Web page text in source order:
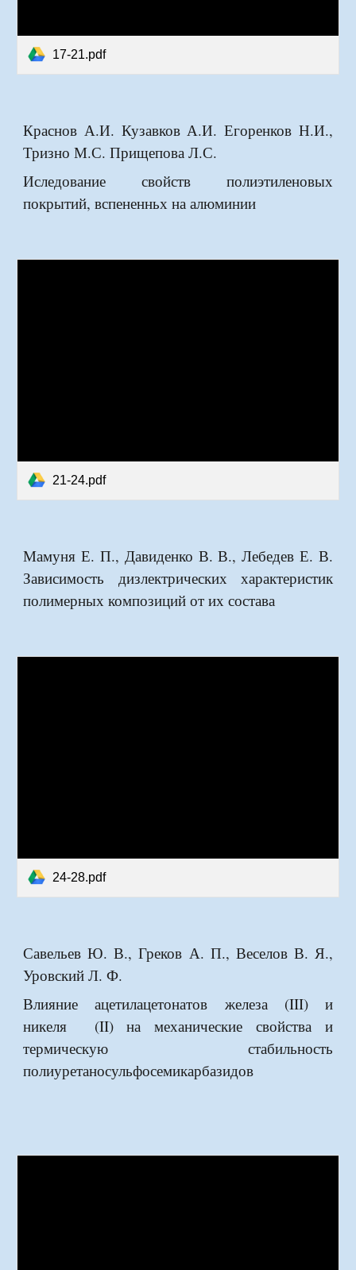
17-21.pdf
Краснов А.И. Кузавков А.И. Егоренков Н.И.,
Тризно М.С. Прищепова Л.С.
Иследование свойств полиэтиленовых
покрытий, вспененньх на алюминии
21-24.pdf
Мамуня Е. П., Давиденко В. В., Лебедев Е. В.
Зависимость дизлектрических характеристик
полимерных композиций от их состава
24-28.pdf
Савельев Ю. В., Греков А. П., Веселов В. Я.,
Уровский Л. Ф.
Влияние ацетилацетонатов железа (III) и
никеля (II) на механические свойства и
термическую стабильность
полиуретаносульфосемикарбазидов